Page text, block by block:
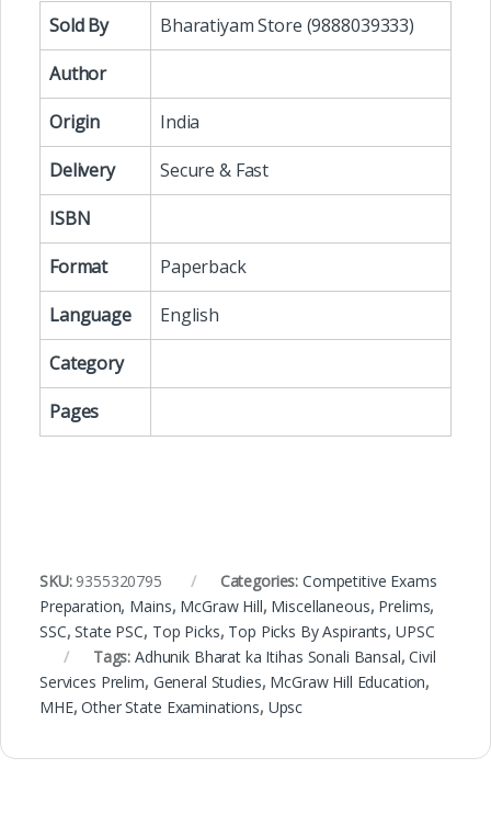
Sold By
Bharatiyam Store (9888039333)
Author
Origin
India
Delivery
Secure & Fast
ISBN
Format
Paperback
Language
English
Category
Pages
SKU: 9355320795 Categories: Competitive Exams
Preparation, Mains, McGraw Hill, Miscellaneous, Prelims,
SSC,State PSC, Top Picks, Top Picks By Aspirants, UPSC
Tags:Adhunik Bharat ka Itihas Sonali Bansal,Civil
Services Prelim, General Studies, McGraw Hill Education,
MHE,Other State Examinations, Upsc